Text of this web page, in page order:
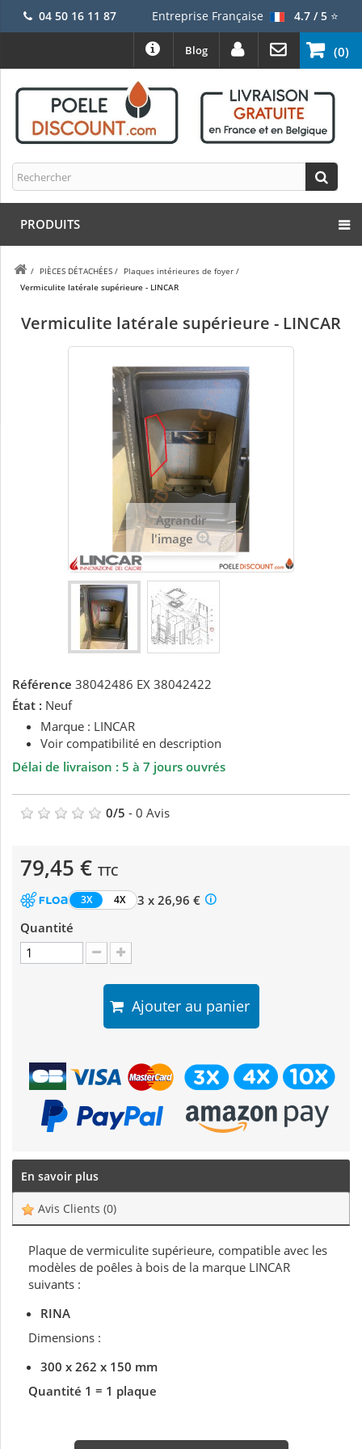
04 50 16 11 87 Entreprise Française 4.7 / 5⭐
(0)
Blog
PRODUITS
/ PIÈCES DÉTACHÉES / Plaques intérieures de foyer /
Vermiculite latérale supérieure - LINCAR
Vermiculite latérale supérieure - LINCAR
Agrandir
l'image
Référence 38042486 EX 38042422
État : Neuf
Marque : LINCAR
Voir compatibilité en description
Délai de livraison : 5 à 7 jours ouvrés
0/5 - 0 Avis
79,45 € TTC
3X 4X
3 x 26,96 €
Quantité
Ajouter au panier
En savoir plus
Avis Clients (0)
Plaque de vermiculite supérieure, compatible avec les
modèles de poêles à bois de la marque LINCAR
suivants :
RINA
Dimensions :
300 x 262 x 150 mm
Quantité 1 = 1 plaque